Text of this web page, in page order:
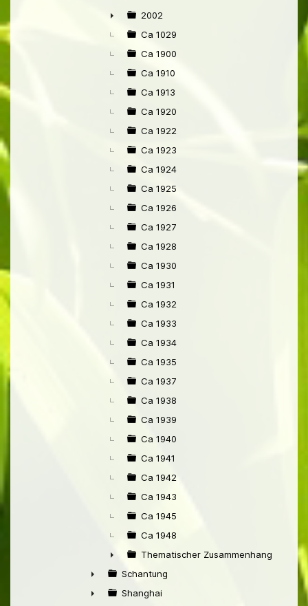
►
►
2002
Ca 1029
Ca 1900
Ca 1910
Ca 1913
Ca 1920
Ca 1922
Ca 1923
Ca 1924
Ca 1925
Ca 1926
Ca 1927
Ca 1928
Ca 1930
Ca 1931
Ca 1932
Ca 1933
Ca 1934
Ca 1935
Ca 1937
Ca 1938
Ca 1939
Ca 1940
Ca 1941
Ca 1942
Ca 1943
Ca 1945
Ca 1948
►
Thematischer Zusammenhang mit
►
Schantung
Shanghai